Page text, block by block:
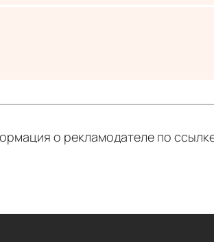
о рекламодателе по